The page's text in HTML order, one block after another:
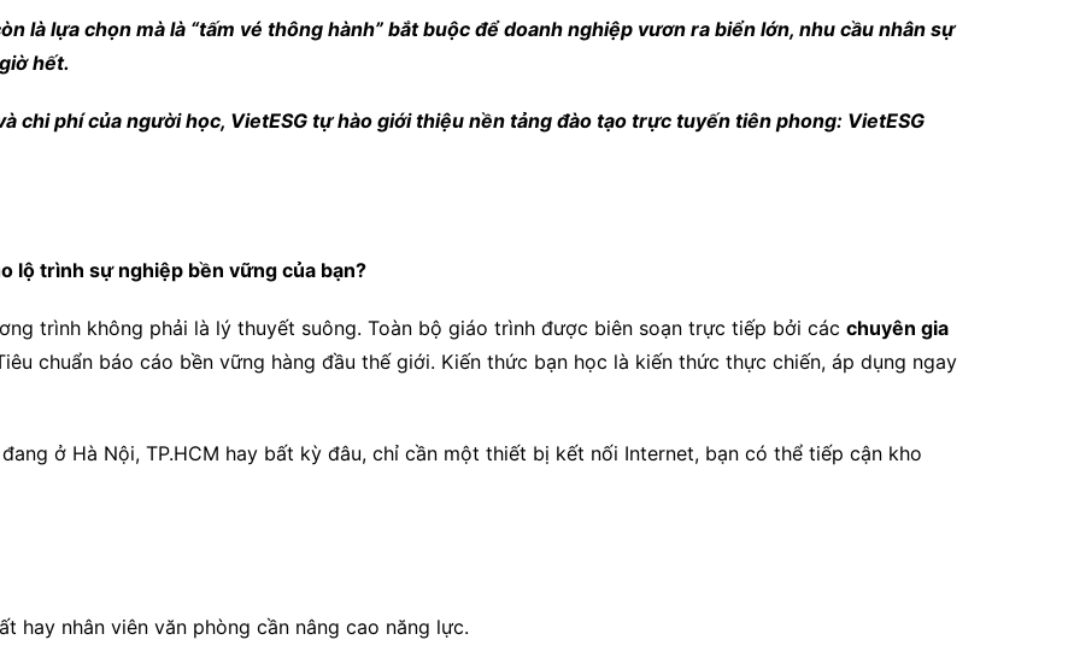
là lựa chọn mà là “tấm vé thông hành” bắt buộc để doanh nghiệp vươn ra biển lớn, nhu cầu nhân sự
hết.
chi phí của người học, VietESG tự hào giới thiệu nền tảng đào tạo trực tuyến tiên phong: VietESG
lộ trình sự nghiệp bền vững của bạn?
trình không phải là lý thuyết suông. Toàn bộ giáo trình được biên soạn trực tiếp bởi cácchuyên gia
chuẩn báo cáo bền vững hàng đầu thế giới. Kiến thức bạn học là kiến thức thực chiến, áp dụng ngay
ở Hà Nội, TP.HCM hay bất kỳ đâu, chỉ cần một thiết bị kết nối Internet, bạn có thể tiếp cận kho
hay nhân viên văn phòng cần nâng cao năng lực.